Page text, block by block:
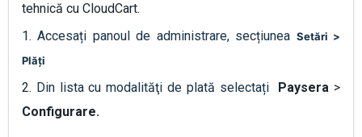
tehnică cu CloudCart.
1.Accesați panoul de administrare, secțiunea Setări >
Plăți
2. Din lista cu modalităţi de plată selectați Paysera >
Configurare.